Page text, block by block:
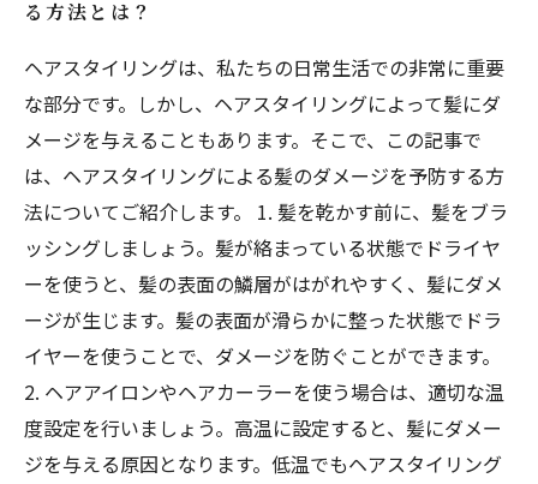
る方法とは？
ヘアスタイリングは、私たちの日常生活での非常に重要
な部分です。しかし、ヘアスタイリングによって髪にダ
メージを与えることもあります。そこで、この記事で
は、ヘアスタイリングによる髪のダメージを予防する方
法についてご紹介します。 1. 髪を乾かす前に、髪をブラ
ッシングしましょう。髪が絡まっている状態でドライヤ
ーを使うと、髪の表面の鱗層がはがれやすく、髪にダメ
ージが生じます。髪の表面が滑らかに整った状態でドラ
イヤーを使うことで、ダメージを防ぐことができます。
2. ヘアアイロンやヘアカーラーを使う場合は、適切な温
度設定を行いましょう。高温に設定すると、髪にダメー
ジを与える原因となります。低温でもヘアスタイリング